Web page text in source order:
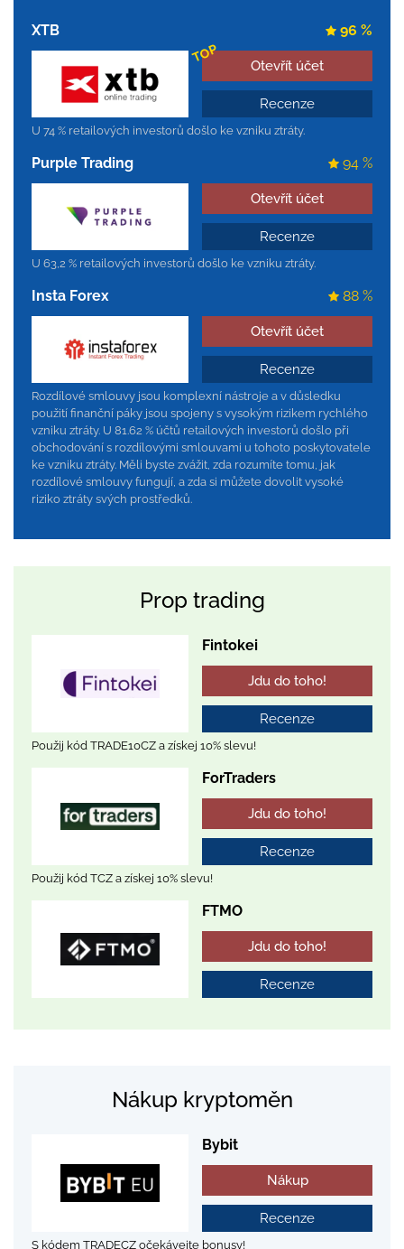
XTB
TOP
Otevřít účet
Recenze
96 %
U 74 % retailových investorů došlo ke vzniku ztráty.
Purple Trading
Otevřít účet
Recenze
94 %
U 63,2 % retailových investorů došlo ke vzniku ztráty.
Insta Forex
Otevřít účet
Recenze
88 %
Rozdílové smlouvy jsou komplexní nástroje a v důsledku
použití finanční páky jsou spojeny s vysokým rizikem rychlého
vzniku ztráty. U 81.62 % účtů retailových investorů došlo při
obchodování s rozdílovými smlouvami u tohoto poskytovatele
ke vzniku ztráty. Měli byste zvážit, zda rozumíte tomu, jak
rozdílové smlouvy fungují, a zda si můžete dovolit vysoké
riziko ztráty svých prostředků.
Prop trading
Fintokei
Jdu do toho!
Recenze
Použij kód TRADE10CZ a získej 10% slevu!
ForTraders
Jdu do toho!
Recenze
Použij kód TCZ a získej 10% slevu!
FTMO
Jdu do toho!
Recenze
Nákup kryptoměn
Bybit
Nákup
Recenze
S kódem TRADECZ očekávejte bonusy!